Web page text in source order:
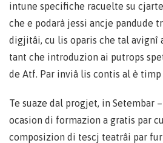
intune specifiche racuelte su
che e podarà jessi ancje pandude
digjitâi, cu lis oparis che tal avignî
tant che introduzion ai putrops
de Atf. Par inviâ lis contis al è timp
Te suaze dal progjet, in Setembar
ocasion di formazion a gratis par
composizion di tescj teatrâi par